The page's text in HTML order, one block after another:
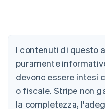
I contenuti di questo
puramente
devono essere intesi
o fiscale. Stripe non
la completezza,
English
Austria
Deutsch English
Belgio
NederlandsFrançais
PortuguêsEnglish
Bulgaria